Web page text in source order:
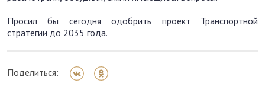
Просил бы сегодня одобрить проект Транспортной
стратегии до 2035 года.
Поделиться: